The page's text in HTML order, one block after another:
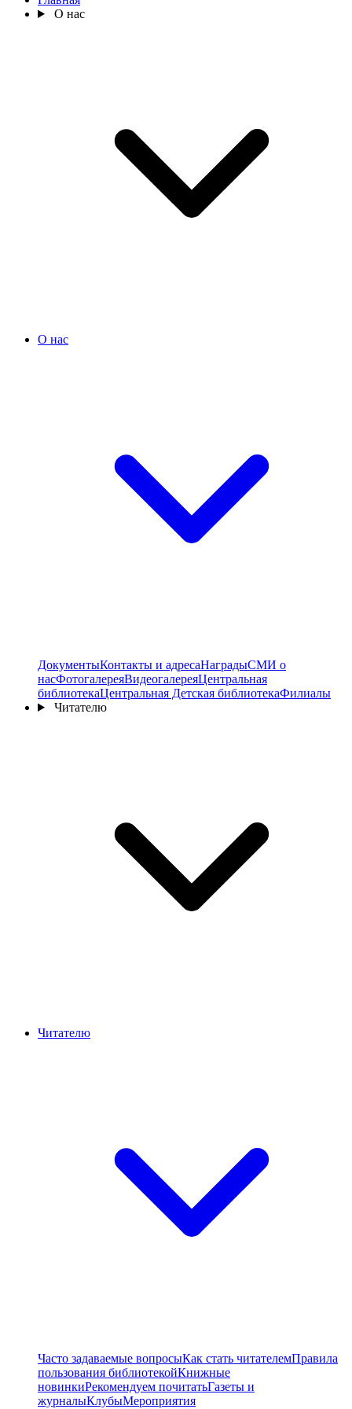
О нас
О нас
ДокументыКонтакты и адресаНаградыСМИ о
насФотогалереяВидеогалереяЦентральная
библиотекаЦентральная Детская библиотекаФилиалы
Читателю
Читателю
Часто задаваемые вопросыКак стать читателемПравила
пользования библиотекойКнижные
новинкиРекомендуем почитатьГазеты и
журналыКлубыМероприятия